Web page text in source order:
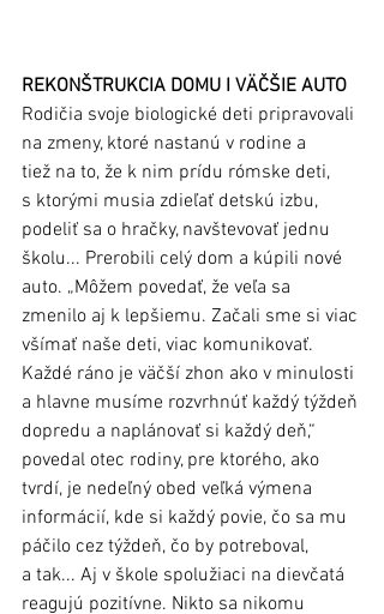
REKONŠTRUKCIA DOMU I VÄČŠIE AUTO
Rodičia svoje biologické deti pripravovali
na zmeny, ktoré nastanú v rodine a
tiež na to, že k nim prídu rómske deti,
s ktorými musia zdieľať detskú izbu,
podeliť sa o hračky, navštevovať jednu
školu... Prerobili celý dom a kúpili nové
auto. „Môžem povedať, že veľa sa
zmenilo aj k lepšiemu. Začali sme si viac
všímať naše deti, viac komunikovať.
Každé ráno je väčší zhon ako v minulosti
a hlavne musíme rozvrhnúť každý týždeň
dopredu a naplánovať si každý deň,“
povedal otec rodiny, pre ktorého, ako
tvrdí, je nedeľný obed veľká výmena
informácií, kde si každý povie, čo sa mu
páčilo cez týždeň, čo by potreboval,
a tak... Aj v škole spolužiaci na dievčatá
reagujú pozitívne. Nikto sa nikomu